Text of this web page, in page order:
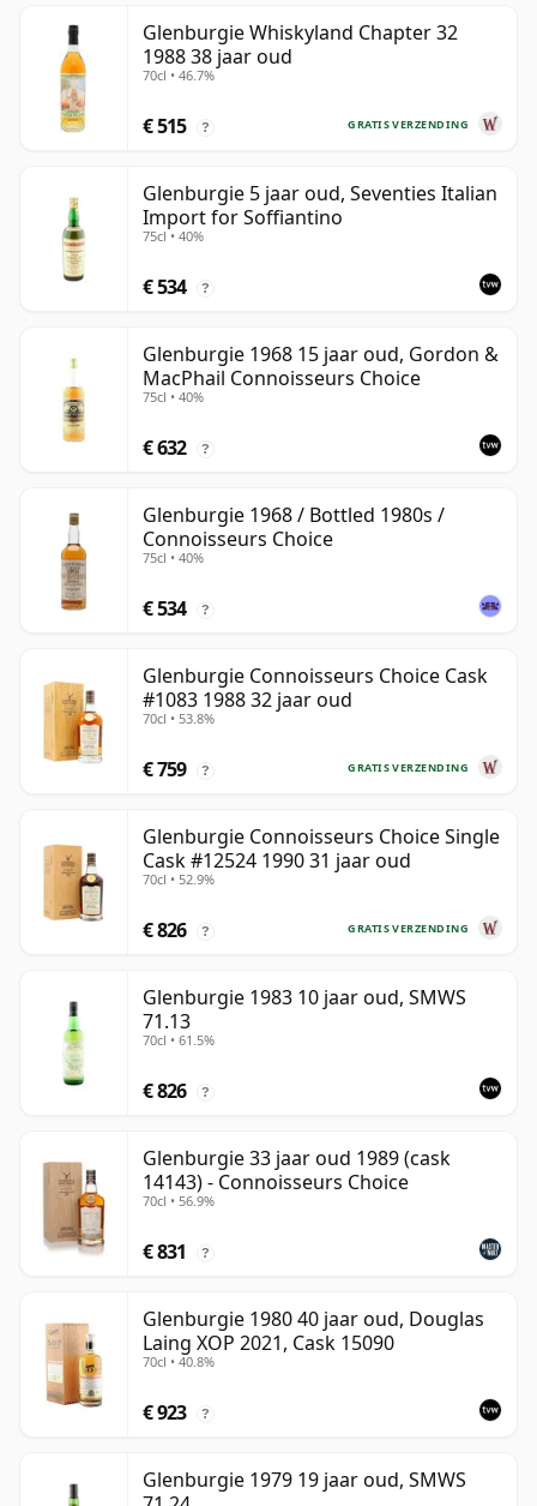
Glenburgie Whiskyland Chapter 32
1988 38 jaar oud
70cl • 46.7%
GRATIS VERZENDING
€ 515 ?
Glenburgie 5 jaar oud, Seventies Italian
Import for Soffiantino
75cl • 40%
€ 534 ?
Glenburgie 1968 15 jaar oud, Gordon &
MacPhail Connoisseurs Choice
75cl • 40%
€ 632 ?
Glenburgie 1968 / Bottled 1980s /
Connoisseurs Choice
75cl • 40%
€ 534 ?
Glenburgie Connoisseurs Choice Cask
#1083 1988 32 jaar oud
70cl • 53.8%
GRATIS VERZENDING
€ 759 ?
Glenburgie Connoisseurs Choice Single
Cask #12524 1990 31 jaar oud
70cl • 52.9%
GRATIS VERZENDING
€ 826 ?
Glenburgie 1983 10 jaar oud, SMWS
71.13
70cl • 61.5%
€ 826 ?
Glenburgie 33 jaar oud 1989 (cask
14143) - Connoisseurs Choice
70cl • 56.9%
€ 831 ?
Glenburgie 1980 40 jaar oud, Douglas
Laing XOP 2021, Cask 15090
70cl • 40.8%
€ 923 ?
Glenburgie 1979 19 jaar oud, SMWS